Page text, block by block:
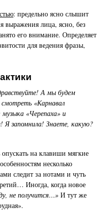
: предельно ясно слышит
выражения лица, ясно, без
его внимание. Определяет
для ведения фразы,
А мы будем
«Карнавал
«Черепаха» и
запомнила! Знаете, какую?
на клавиши мягкие
несколько
следит за нотами и чуть
Иногда, когда новое
не получится…» И тут же